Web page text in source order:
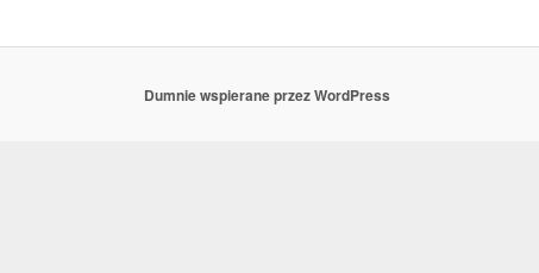
Dumnie wspierane przez WordPress